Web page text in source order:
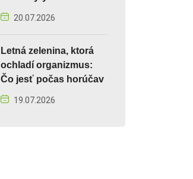
20.07.2026
Letná zelenina, ktorá
ochladí organizmus:
Čo jesť počas horúčav
19.07.2026